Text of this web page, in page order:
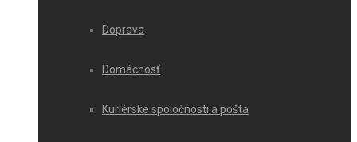
Doprava
Domácnosť
Kuriérske spoločnosti a pošta